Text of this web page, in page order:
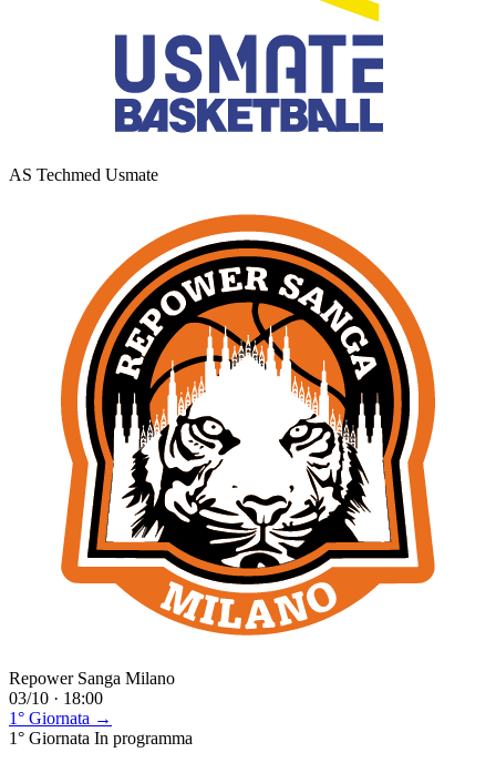
AS Techmed Usmate
Repower Sanga Milano
03/10 · 18:00
1° Giornata →
1° Giornata In programma